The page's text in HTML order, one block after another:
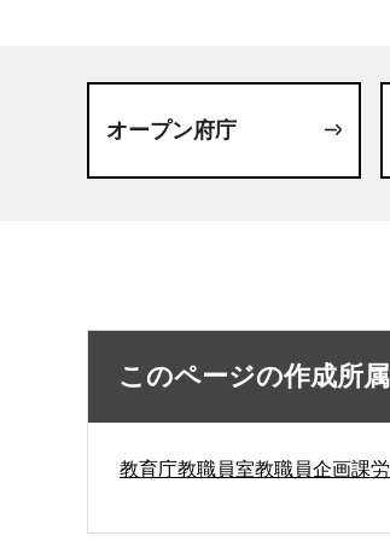
オープン府庁
このページの作成所属
教育庁教職員室教職員企画課